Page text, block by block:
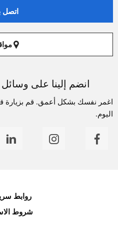
اتصل
انضم إلينا على وسائل
اغمر نفسك بشكل أعمق. قم بزيارة
اليوم.
روابط
شروط